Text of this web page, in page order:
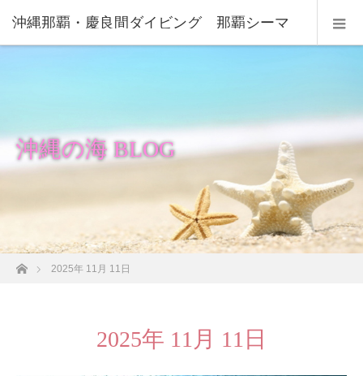
沖縄那覇・慶良間ダイビング 那覇シーマ
沖縄の海 BLOG
ホーム2025年 11月 11日
2025年 11月 11日